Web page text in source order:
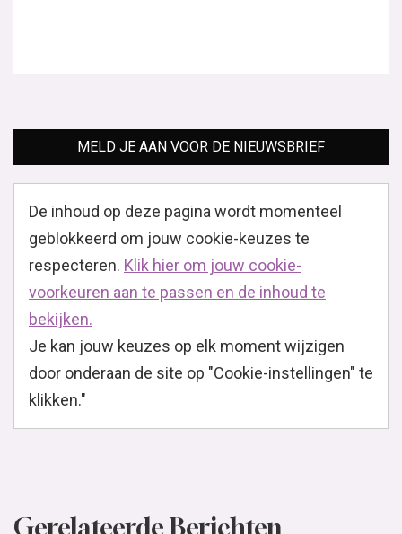
MELD JE AAN VOOR DE NIEUWSBRIEF
De inhoud op deze pagina wordt momenteel
geblokkeerd om jouw cookie-keuzes te
respecteren. Klik hier om jouw cookie-
voorkeuren aan te passen en de inhoud te
bekijken.
Je kan jouw keuzes op elk moment wijzigen
door onderaan de site op "Cookie-instellingen" te
klikken."
Gerelateerde Berichten